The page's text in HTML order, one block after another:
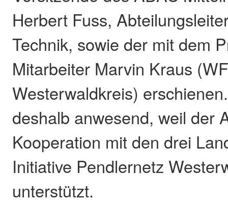
Herbert Fuss,
Technik, sowie der mit dem
Mitarbeiter Marvin Kraus
Westerwaldkreis)
deshalb anwesend, weil der
Kooperation mit den drei
Initiative Pendlernetz
unterstützt.